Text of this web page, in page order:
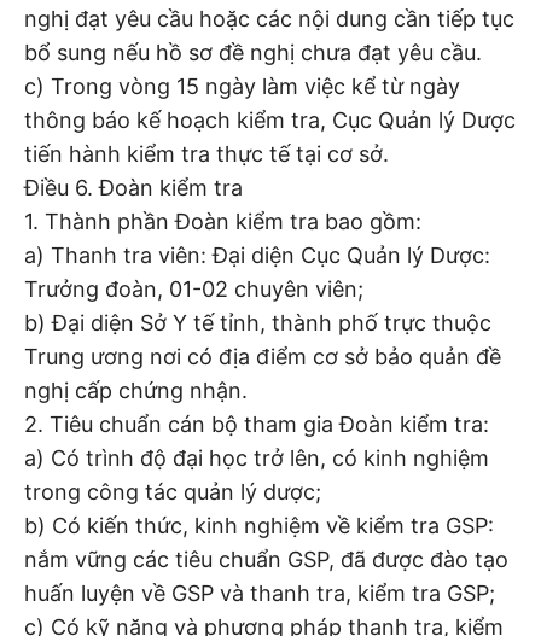
nghị đạt yêu cầu hoặc các nội dung cần tiếp tục
bổ sung nếu hồ sơ đề nghị chưa đạt yêu cầu.
c) Trong vòng 15 ngày làm việc kể từ ngày
thông báo kế hoạch kiểm tra, Cục Quản lý Dược
tiến hành kiểm tra thực tế tại cơ sở.
Điều 6. Đoàn kiểm tra
1. Thành phần Đoàn kiểm tra bao gồm:
a) Thanh tra viên: Đại diện Cục Quản lý Dược:
Trưởng đoàn, 01-02 chuyên viên;
b) Đại diện Sở Y tế tỉnh, thành phố trực thuộc
Trung ương nơi có địa điểm cơ sở bảo quản đề
nghị cấp chứng nhận.
2. Tiêu chuẩn cán bộ tham gia Đoàn kiểm tra:
a) Có trình độ đại học trở lên, có kinh nghiệm
trong công tác quản lý dược;
b) Có kiến thức, kinh nghiệm về kiểm tra GSP:
nắm vững các tiêu chuẩn GSP, đã được đào tạo
huấn luyện về GSP và thanh tra, kiểm tra GSP;
c) Có kỹ năng và phương pháp thanh tra, kiểm